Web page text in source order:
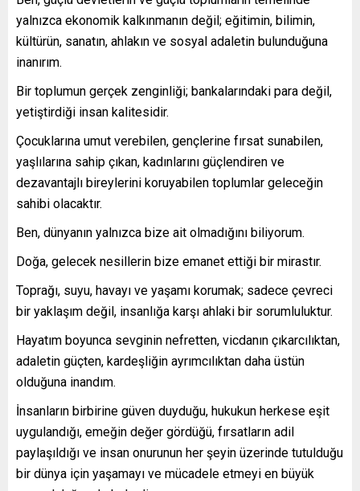
yalnızca ekonomik kalkınmanın değil; eğitimin, bilimin,
kültürün, sanatın, ahlakın ve sosyal adaletin bulunduğuna
inanırım.
Bir toplumun gerçek zenginliği; bankalarındaki para değil,
yetiştirdiği insan kalitesidir.
Çocuklarına umut verebilen, gençlerine fırsat sunabilen,
yaşlılarına sahip çıkan, kadınlarını güçlendiren ve
dezavantajlı bireylerini koruyabilen toplumlar geleceğin
sahibi olacaktır.
Ben, dünyanın yalnızca bize ait olmadığını biliyorum.
Doğa, gelecek nesillerin bize emanet ettiği bir mirastır.
Toprağı, suyu, havayı ve yaşamı korumak; sadece çevreci
bir yaklaşım değil, insanlığa karşı ahlaki bir sorumluluktur.
Hayatım boyunca sevginin nefretten, vicdanın çıkarcılıktan,
adaletin güçten, kardeşliğin ayrımcılıktan daha üstün
olduğuna inandım.
İnsanların birbirine güven duyduğu, hukukun herkese eşit
uygulandığı, emeğin değer gördüğü, fırsatların adil
paylaşıldığı ve insan onurunun her şeyin üzerinde tutulduğu
bir dünya için yaşamayı ve mücadele etmeyi en büyük